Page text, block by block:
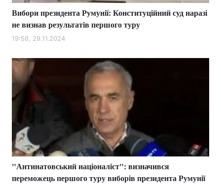
Вибори президента Румунії: Конституційний суд наразі
не визнав результатів першого туру
19:58, 29.11.2024
"Антинатовський націоналіст": визначився
переможець першого туру виборів президента Румунії